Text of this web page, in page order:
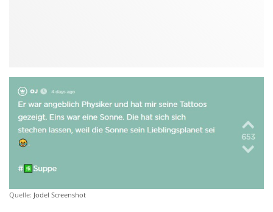
Quelle: Jodel Screenshot